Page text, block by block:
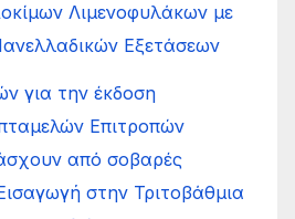
Λιμενοφυλάκων με
Εξετάσεων
για την έκδοση
Επιτροπών
από σοβαρές
στην Τριτοβάθμια